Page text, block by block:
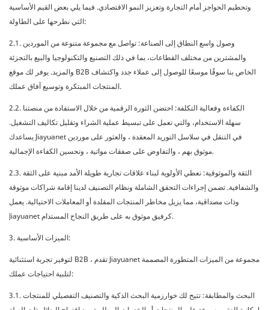
وتحطيم الحواجز أمام التجارة وتعزيز النمو الاقتصادي. فيما يلي بعض القيم الأساسية
التي نطرحها على الطاولة:
2.1. وصول واسع النطاق إلى الصناعة: تواصل مع مجموعة متنوعة من الموردين
والمشترين من مختلف القطاعات، بما في ذلك التصنيع والتكنولوجيا والبيع بالتجزئة
والمزيد. يوفر لك موقع B2B الخاص بنا سوقًا موسعًا للوصول إلى عملاء جدد واكتشاف
المنتجات المبتكرة وتوسيع آفاق عملك.
2.2. الكفاءة وفعالية التكلفة: احتضن الثورة الرقمية من خلال الاستفادة من منصتنا
سهلة الاستخدام، والتي تعمل على تبسيط عملية الشراء وتقليل تكاليف التشغيل.
يساعدك Jiayuanet في التنقل في سلاسل التوريد المعقدة ، والعثور على موردين
موثوق بهم ، والتفاوض على صفقات مواتية ، وتحسين الكفاءة الإجمالية.
2.3. الثقة والموثوقية: نعطي الأولوية لبناء علاقات تجارية طويلة الأمد مبنية على الثقة
والشفافية. تضمن إجراءات التحقق الشاملة ونظام التصنيف لدينا إقامة شراكات موثوقة
وذات مصداقية، مما يزيل مخاطر المنتجات المقلدة أو المعاملات الاحتيالية. يعمل
Jiayuanet كرفيق موثوق به على طريق النجاح المستدام.
3. الميزات الأساسية:
لتوفير تجربة استثنائية B2B ، تقدم Jiayuanet مجموعة من الميزات المتطورة المصممة
لتلبية احتياجات عملك:
3.1. البحث والمطابقة: تتيح لك خوارزمية البحث الذكية والتصنيف التفصيلي للمنتجات